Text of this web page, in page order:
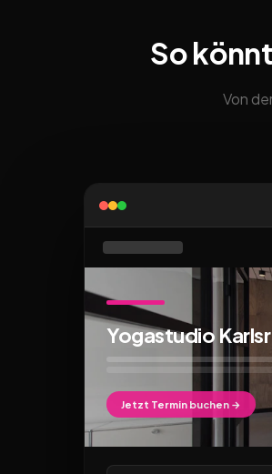
So
Von
Yogastudio
Jetzt Termin buchen →